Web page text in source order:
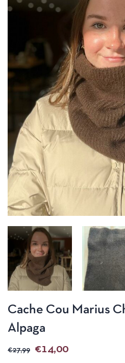
Cache Cou Marius
Alpaga
€27,99 €14,00